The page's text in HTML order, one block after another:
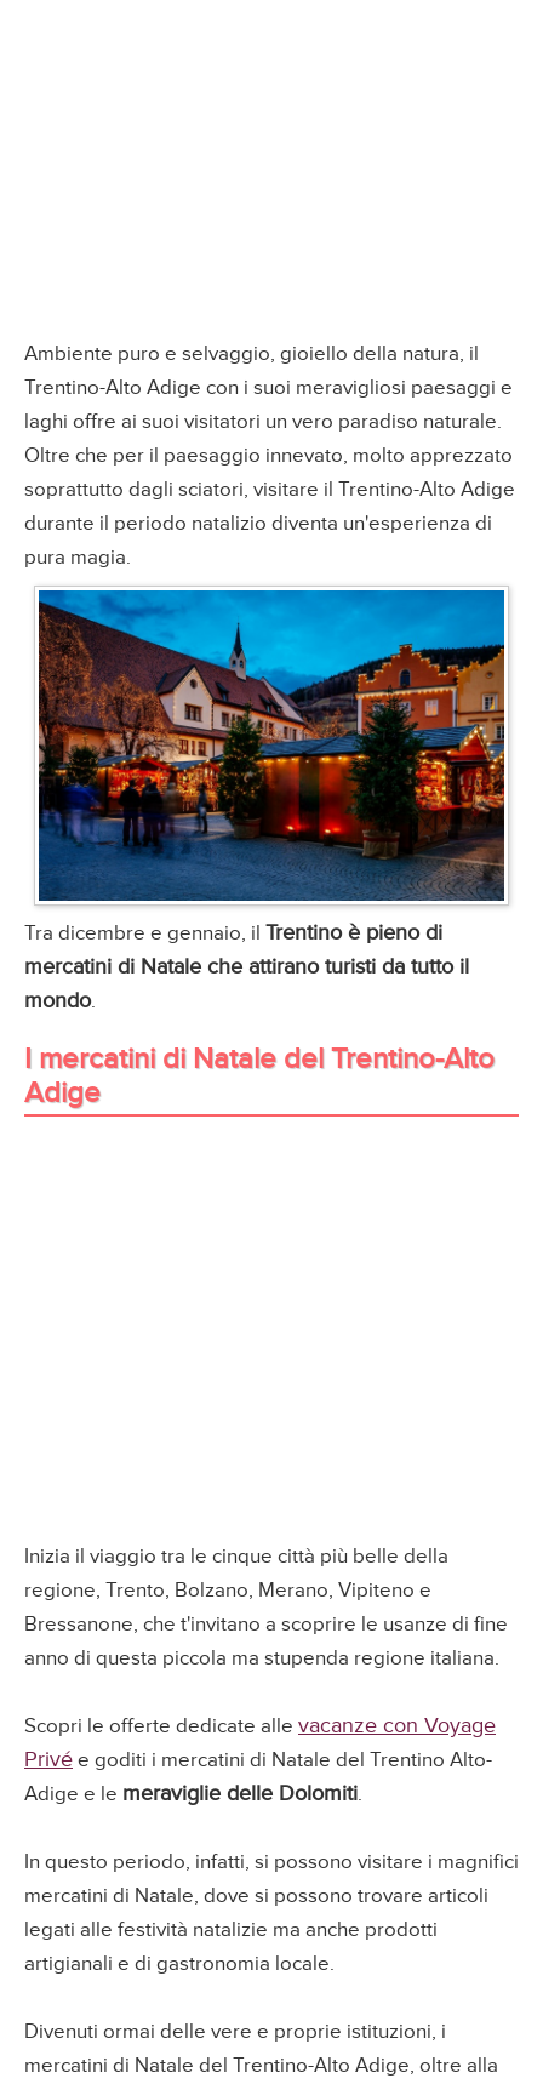
Ambiente puro e selvaggio, gioiello della natura, il
Trentino-Alto Adige con i suoi meravigliosi paesaggi e
laghi offre ai suoi visitatori un vero paradiso naturale.
Oltre che per il paesaggio innevato, molto apprezzato
soprattutto dagli sciatori, visitare il Trentino-Alto Adige
durante il periodo natalizio diventa un'esperienza di
pura magia.
Tra dicembre e gennaio, il Trentino è pieno di
mercatini di Natale che attirano turisti da tutto il
mondo.
I mercatini di Natale del Trentino-Alto
Adige
Inizia il viaggio tra le cinque città più belle della
regione, Trento, Bolzano, Merano, Vipiteno e
Bressanone, che t'invitano a scoprire le usanze di fine
anno di questa piccola ma stupenda regione italiana.
Scopri le offerte dedicate alle vacanze con Voyage
Privé e goditi i mercatini di Natale del Trentino Alto-
Adige e le meraviglie delle Dolomiti.
In questo periodo, infatti, si possono visitare i magnifici
mercatini di Natale, dove si possono trovare articoli
legati alle festività natalizie ma anche prodotti
artigianali e di gastronomia locale.
Divenuti ormai delle vere e proprie istituzioni, i
mercatini di Natale del Trentino-Alto Adige, oltre alla